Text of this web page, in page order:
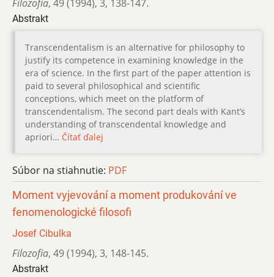
Filozofia, 49 (1994), 3, 138-147.
Abstrakt
Transcendentalism is an alternative for philosophy to
justify its competence in examining knowledge in the
era of science. In the first part of the paper attention is
paid to several philosophical and scientific
conceptions, which meet on the platform of
transcendentalism. The second part deals with Kant’s
understanding of transcendental knowledge and
apriori… Čítať ďalej
Súbor na stiahnutie: PDF
Moment vyjevování a moment produkování ve
fenomenologické filosofi
Josef Cibulka
Filozofia, 49 (1994), 3, 148-145.
Abstrakt